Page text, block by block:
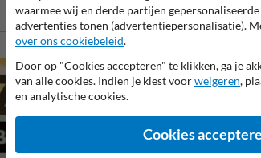
waarmee wij en derde partijen
advertenties tonen (advertentiepersonalisatie).
over ons cookiebeleid.
Door op "Cookies accepteren" te klikken, ga je
van alle cookies. Indien je kiest voorweigeren,
en analytische cookies.
Cookies